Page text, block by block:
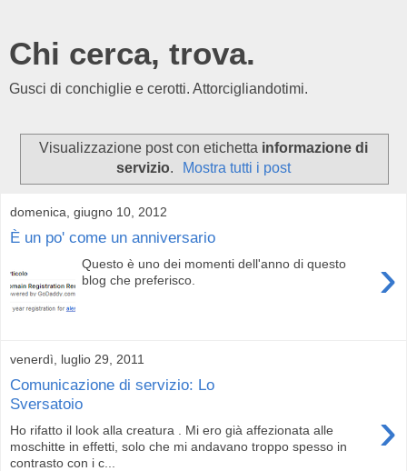
Chi cerca, trova.
Gusci di conchiglie e cerotti. Attorcigliandotimi.
Visualizzazione post con etichetta informazione di
servizio. Mostra tutti i post
domenica, giugno 10, 2012
È un po' come un anniversario
›
Questo è uno dei momenti dell'anno di questo
blog che preferisco.
venerdì, luglio 29, 2011
Comunicazione di servizio: Lo
Sversatoio
›
Ho rifatto il look alla creatura . Mi ero già affezionata alle
moschitte in effetti, solo che mi andavano troppo spesso in
contrasto con i c...